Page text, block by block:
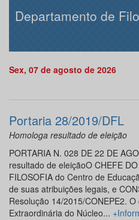
Departamento de
Sex, 07 de agosto de 2026
Portaria 28/2019/DFL
Homologa resultado de eleição
PORTARIA N. 028 DE 22 DE
resultado de eleiçãoO CHEFE
FILOSOFIA do Centro de
de suas atribuições legais, e
Resolução 14/2015/CONEPE2.
Extraordinária do Núcleo...